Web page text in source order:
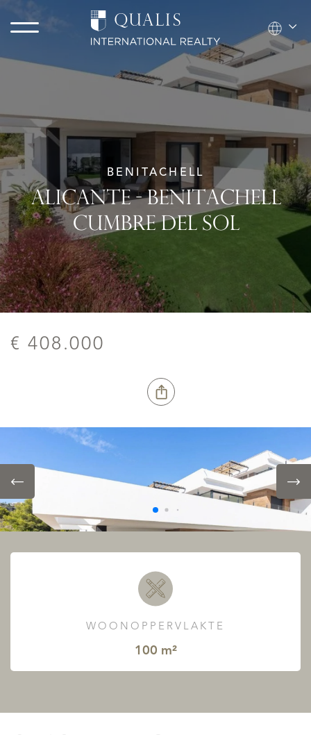
BENITACHELL
ALICANTE - BENITACHELL
CUMBRE DEL SOL
€ 408.000
WOONOPPERVLAKTE
100 m²